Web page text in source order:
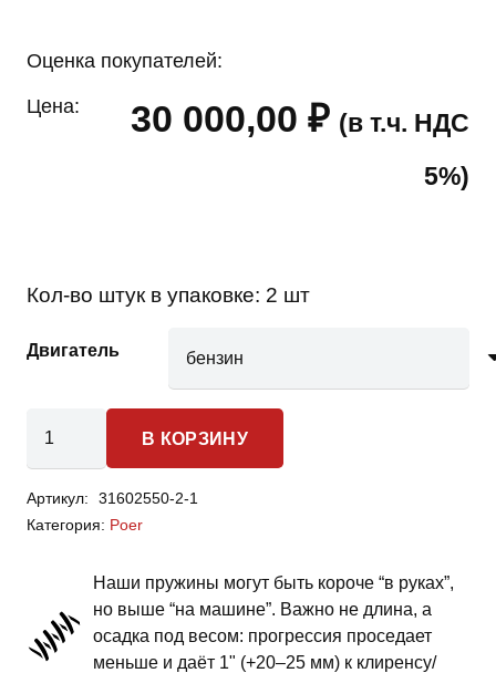
Оценка покупателей:
Цена: 30 000,00 ₽ (в т.ч. НДС
5%)
Кол-во штук в упаковке: 2 шт
Двигатель
товара
Wall
Poer
пружины
передней
подвески
В КОРЗИНУ
Артикул:
31602550-2-1
Категория: Poer
Наши пружины могут быть короче “в руках”,
но выше “на машине”. Важно не длина, а
осадка под весом: прогрессия проседает
меньше и даёт 1" (+20–25 мм) к клиренсу/